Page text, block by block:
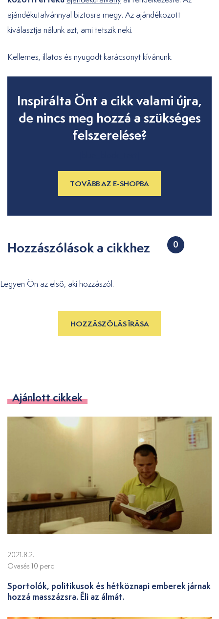
ajándékutalvánnyal biztosra megy. Az ajándékozott
kiválasztja nálunk azt, ami tetszik neki.
Kellemes, illatos és nyugodt karácsonyt kívánunk.
Inspirálta Önt a cikk valami újra,
de nincs meg hozzá a szükséges
felszerelése?
TOVÁBB AZ E-SHOPBA
Hozzászólások a cikkhez 0
Legyen Ön az első, aki hozzászól.
HOZZÁSZÓLÁS ÍRÁSA
Ajánlott cikkek
2021.8.2.
Ovasás 10 perc
Sportolók, politikusok és hétköznapi emberek járnak
hozzá masszázsra. Éli az álmát.